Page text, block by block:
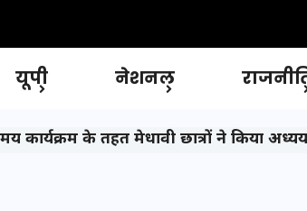
यूपी नेशनल
कार्यक्रम के तहत मेधावी छात्रों ने किया